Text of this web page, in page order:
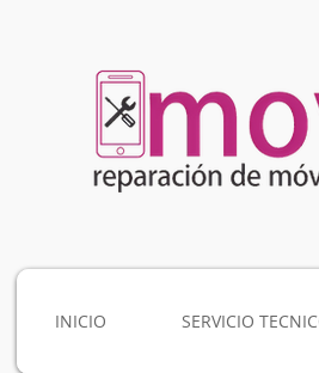
INICIO SERVICIO